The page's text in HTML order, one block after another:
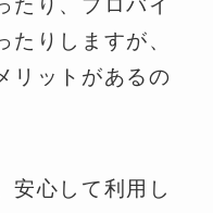
たりしますが、
リットがあるの
安心して利用し